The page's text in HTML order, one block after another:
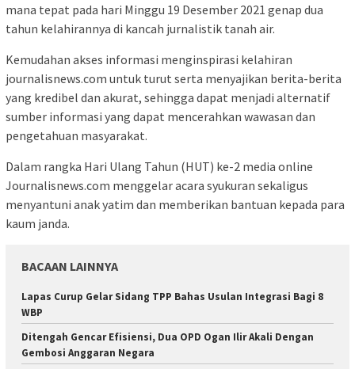
mana tepat pada hari Minggu 19 Desember 2021 genap dua
tahun kelahirannya di kancah jurnalistik tanah air.
Kemudahan akses informasi menginspirasi kelahiran
journalisnews.com untuk turut serta menyajikan berita-berita
yang kredibel dan akurat, sehingga dapat menjadi alternatif
sumber informasi yang dapat mencerahkan wawasan dan
pengetahuan masyarakat.
Dalam rangka Hari Ulang Tahun (HUT) ke-2 media online
Journalisnews.com menggelar acara syukuran sekaligus
menyantuni anak yatim dan memberikan bantuan kepada para
kaum janda.
BACAAN LAINNYA
Lapas Curup Gelar Sidang TPP Bahas Usulan Integrasi Bagi 8
WBP
Ditengah Gencar Efisiensi, Dua OPD Ogan Ilir Akali Dengan
Gembosi Anggaran Negara